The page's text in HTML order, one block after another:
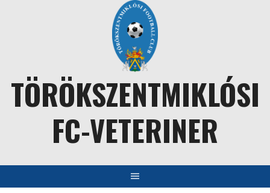
TÖRÖKSZENTMIKLÓSI
FC-VETERINER